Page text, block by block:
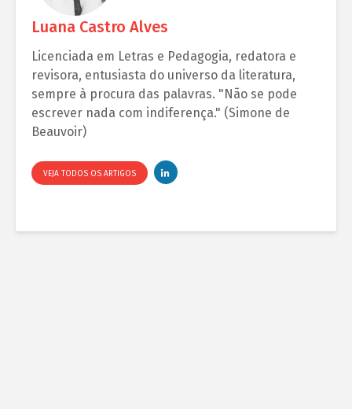
Luana Castro Alves
Licenciada em Letras e Pedagogia, redatora e
revisora, entusiasta do universo da literatura,
sempre à procura das palavras. "Não se pode
escrever nada com indiferença." (Simone de
Beauvoir)
VEJA TODOS OS ARTIGOS